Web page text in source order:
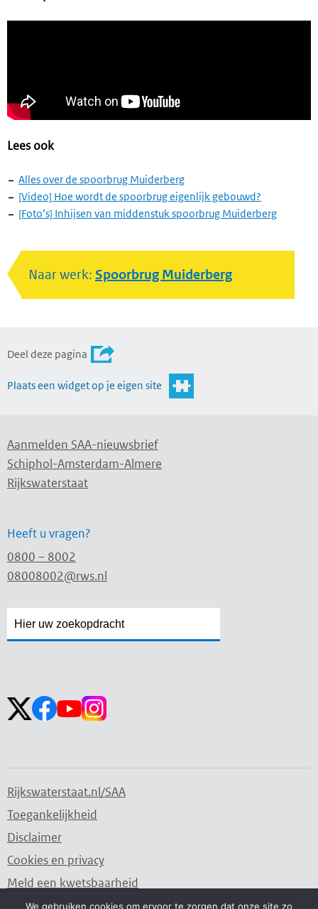
Lees ook
Alles over de spoorbrug Muiderberg
[Video] Hoe wordt de spoorbrug eigenlijk gebouwd?
[Foto’s] Inhijsen van middenstuk spoorbrug Muiderberg
Naar werk: Spoorbrug Muiderberg
Deel deze pagina
Plaats een widget op je eigen site
Aanmelden SAA-nieuwsbrief
Schiphol-Amsterdam-Almere
Rijkswaterstaat
Heeft u vragen?
0800 – 8002
08008002@rws.nl
Rijkswaterstaat.nl/SAA
Toegankelijkheid
Disclaimer
Cookies en privacy
Meld een kwetsbaarheid
We gebruiken cookies om ervoor te zorgen dat onze site zo